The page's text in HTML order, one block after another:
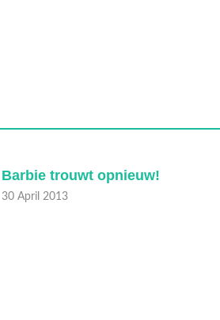
Barbie trouwt opnieuw!
30 April 2013